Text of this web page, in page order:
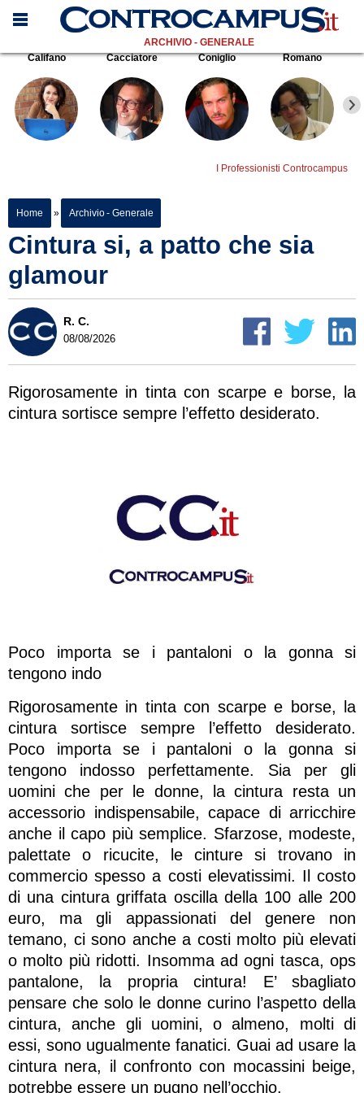
ARCHIVIO - GENERALE
Califano
Cacciatore Coniglio Romano
I Professionisti Controcampus
Home » Archivio - Generale
Cintura si, a patto che sia
glamour
R. C.
08/08/2026
Rigorosamente in tinta con scarpe e borse, la
cintura sortisce sempre l’effetto desiderato.
Poco importa se i pantaloni o la gonna si
tengono indo
Rigorosamente in tinta con scarpe e borse, la
cintura sortisce sempre l’effetto desiderato.
Poco importa se i pantaloni o la gonna si
tengono indosso perfettamente. Sia per gli
uomini che per le donne, la cintura resta un
accessorio indispensabile, capace di arricchire
anche il capo più semplice. Sfarzose, modeste,
palettate o ricucite, le cinture si trovano in
commercio spesso a costi elevatissimi. Il costo
di una cintura griffata oscilla della 100 alle 200
euro, ma gli appassionati del genere non
temano, ci sono anche a costi molto più elevati
o molto più ridotti. Insomma ad ogni tasca, ops
pantalone, la propria cintura! E’ sbagliato
pensare che solo le donne curino l’aspetto della
cintura, anche gli uomini, o almeno, molti di
essi, sono ugualmente fanatici. Guai ad usare la
cintura nera, il confronto con mocassini beige,
potrebbe essere un pugno nell’occhio.